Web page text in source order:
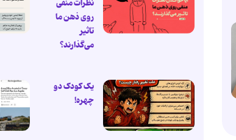
نظرات منفی
روی ذهن ما
تاثیر
می‌گذارند؟
یک کودک دو
چهره!